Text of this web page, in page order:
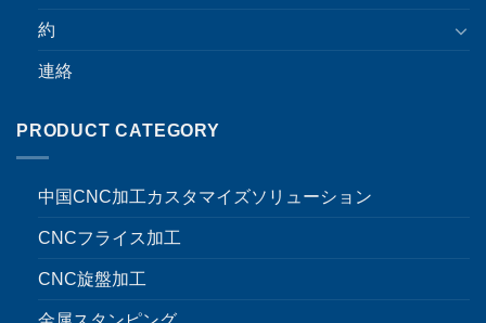
約
連絡
PRODUCT CATEGORY
中国CNC加工カスタマイズソリューション
CNCフライス加工
CNC旋盤加工